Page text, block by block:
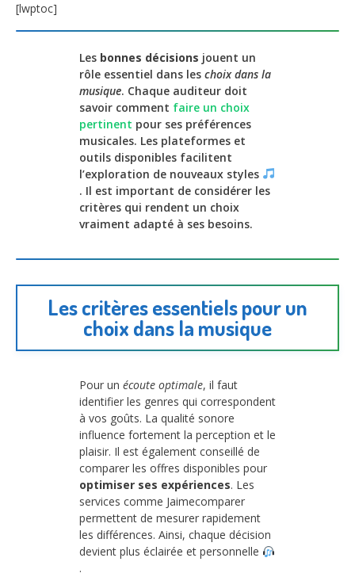
[lwptoc]
Les bonnes décisions jouent un
rôle essentiel dans les choix dans la
musique. Chaque auditeur doit
savoir comment faire un choix
pertinent pour ses préférences
musicales. Les plateformes et
outils disponibles facilitent
l’exploration de nouveaux styles
. Il est important de considérer les
critères qui rendent un choix
vraiment adapté à ses besoins.
Les critères essentiels pour un
choix dans la musique
Pour un écoute optimale, il faut
identifier les genres qui correspondent
à vos goûts. La qualité sonore
influence fortement la perception et le
plaisir. Il est également conseillé de
comparer les offres disponibles pour
optimiser ses expériences. Les
services comme Jaimecomparer
permettent de mesurer rapidement
les différences. Ainsi, chaque décision
devient plus éclairée et personnelle
.